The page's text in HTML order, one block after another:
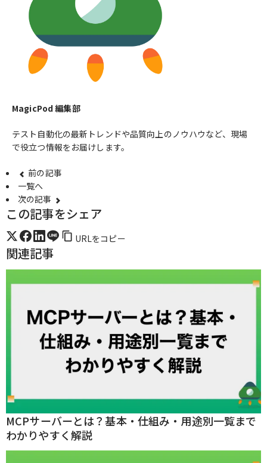
MagicPod 編集部
テスト自動化の最新トレンドや品質向上のノウハウなど、現場
で役立つ情報をお届けします。
前の記事
一覧へ
次の記事
この記事をシェア
URLをコピー
関連記事
MCPサーバーとは？基本・仕組み・用途別一覧まで
わかりやすく解説